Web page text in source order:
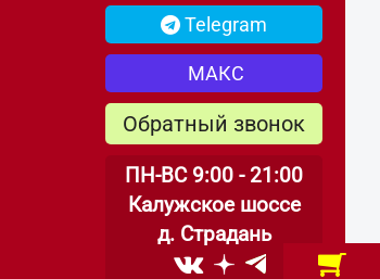
Telegram
МАКС
Обратный звонок
ПН-ВС 9:00 - 21:00
Калужское шоссе
д. Страдань